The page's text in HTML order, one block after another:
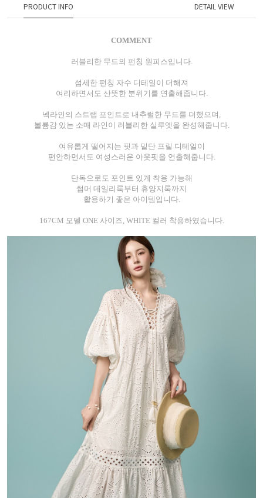
PRODUCT INFO DETAIL VIEW
COMMENT
러블리한 무드의 펀칭 원피스입니다.
섬세한 펀칭 자수 디테일이 더해져
여리하면서도 산뜻한 분위기를 연출해줍니다.
넥라인의 스트랩 포인트로 내추럴한 무드를 더했으며,
볼륨감 있는 소매 라인이 러블리한 실루엣을 완성해줍니다.
여유롭게 떨어지는 핏과 밑단 프릴 디테일이
편안하면서도 여성스러운 아웃핏을 연출해줍니다.
단독으로도 포인트 있게 착용 가능해
썸머 데일리룩부터 휴양지룩까지
활용하기 좋은 아이템입니다.
167CM 모델 ONE 사이즈, WHITE 컬러 착용하였습니다.